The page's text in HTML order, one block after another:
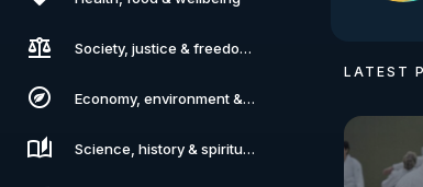
Society, justice & freedoms
Economy, environment & technology
Science, history & spirituality
LATEST